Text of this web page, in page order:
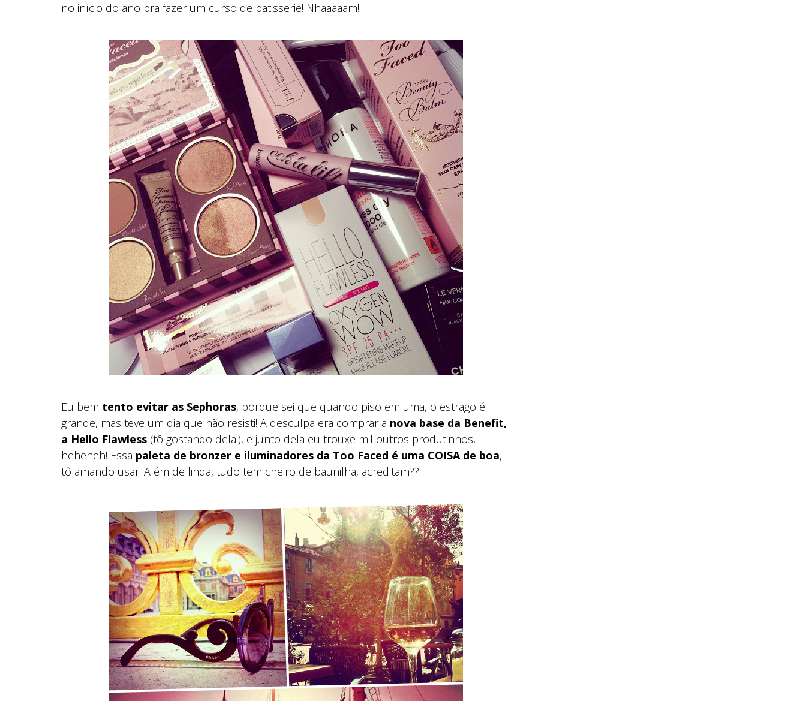
no início do ano pra fazer um curso de patisserie! Nhaaaaam!
Eu bem tento evitar as Sephoras, porque sei que quando piso em uma, o estrago é
grande, mas teve um dia que não resisti! A desculpa era comprar a nova base da Benefit,
a Hello Flawless (tô gostando dela!), e junto dela eu trouxe mil outros produtinhos,
heheheh! Essa paleta de bronzer e iluminadores da Too Faced é uma COISA de boa,
tô amando usar! Além de linda, tudo tem cheiro de baunilha, acreditam??